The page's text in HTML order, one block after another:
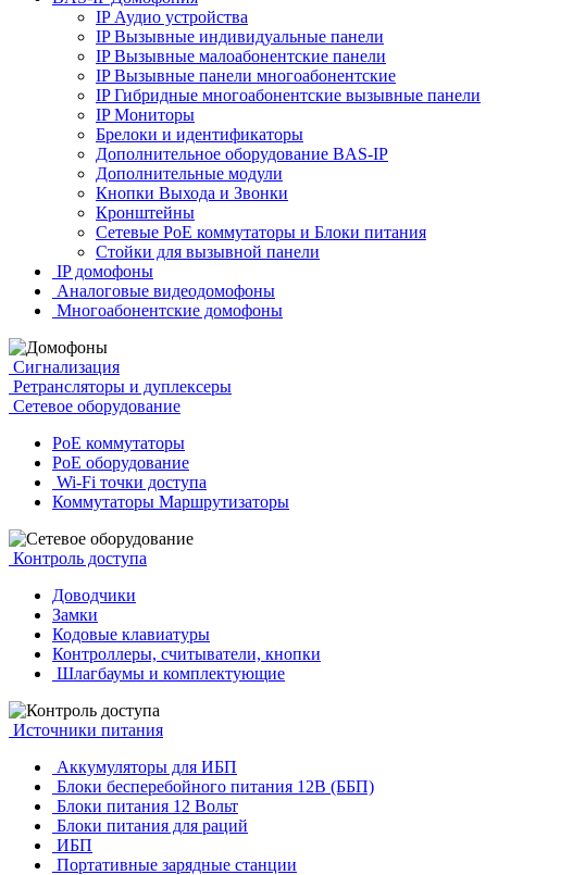
IP Аудио устройства
IP Вызывные индивидуальные панели
IP Вызывные малоабонентские панели
IP Вызывные панели многоабонентские
IP Гибридные многоабонентские вызывные панели
IP Мониторы
Брелоки и идентификаторы
Дополнительное оборудование BAS-IP
Дополнительные модули
Кнопки Выхода и Звонки
Кронштейны
Сетевые PoE коммутаторы и Блоки питания
Стойки для вызывной панели
IP домофоны
Аналоговые видеодомофоны
Многоабонентские домофоны
Сигнализация
Ретрансляторы и дуплексеры
Сетевое оборудование
PoE коммутаторы
PoE оборудование
Wi-Fi точки доступа
Коммутаторы Маршрутизаторы
Контроль доступа
Доводчики
Замки
Кодовые клавиатуры
Контроллеры, считыватели, кнопки
Шлагбаумы и комплектующие
Источники питания
Аккумуляторы для ИБП
Блоки бесперебойного питания 12В (ББП)
Блоки питания 12 Вольт
Блоки питания для раций
ИБП
Портативные зарядные станции